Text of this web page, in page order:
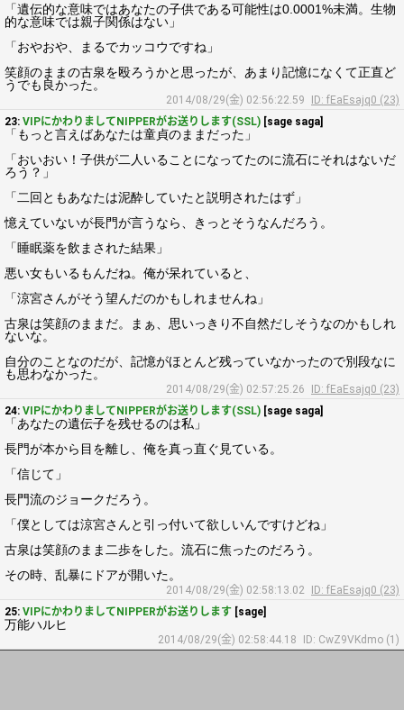
「遺伝的な意味ではあなたの子供である可能性は0.0001%未満。生物
的な意味では親子関係はない」
「おやおや、まるでカッコウですね」
笑顔のままの古泉を殴ろうかと思ったが、あまり記憶になくて正直ど
うでも良かった。
2014/08/29(金) 02:56:22.59
ID: fEaEsajq0 (23)
23: VIPにかわりましてNIPPERがお送りします(SSL) [sage saga]
「もっと言えばあなたは童貞のままだった」
「おいおい！子供が二人いることになってたのに流石にそれはないだ
ろう？」
「二回ともあなたは泥酔していたと説明されたはず」
憶えていないが長門が言うなら、きっとそうなんだろう。
「睡眠薬を飲まされた結果」
悪い女もいるもんだね。俺が呆れていると、
「涼宮さんがそう望んだのかもしれませんね」
古泉は笑顔のままだ。まぁ、思いっきり不自然だしそうなのかもしれ
ないな。
自分のことなのだが、記憶がほとんど残っていなかったので別段なに
も思わなかった。
2014/08/29(金) 02:57:25.26
ID: fEaEsajq0 (23)
24: VIPにかわりましてNIPPERがお送りします(SSL) [sage saga]
「あなたの遺伝子を残せるのは私」
長門が本から目を離し、俺を真っ直ぐ見ている。
「信じて」
長門流のジョークだろう。
「僕としては涼宮さんと引っ付いて欲しいんですけどね」
古泉は笑顔のまま二歩をした。流石に焦ったのだろう。
その時、乱暴にドアが開いた。
2014/08/29(金) 02:58:13.02
ID: fEaEsajq0 (23)
25: VIPにかわりましてNIPPERがお送りします [sage]
万能ハルヒ
2014/08/29(金) 02:58:44.18 ID: CwZ9VKdmo (1)